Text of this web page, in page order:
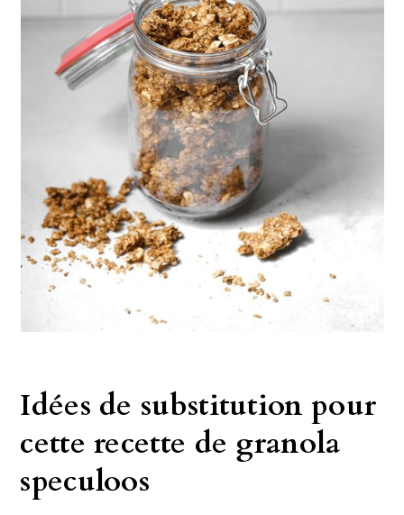
Idées de substitution pour
cette recette de granola
speculoos